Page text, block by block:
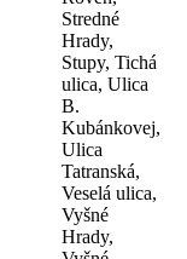
Stredné
Hrady,
Stupy, Tichá
ulica, Ulica
B.
Kubánkovej,
Ulica
Tatranská,
Veselá ulica,
Vyšné
Hrady,